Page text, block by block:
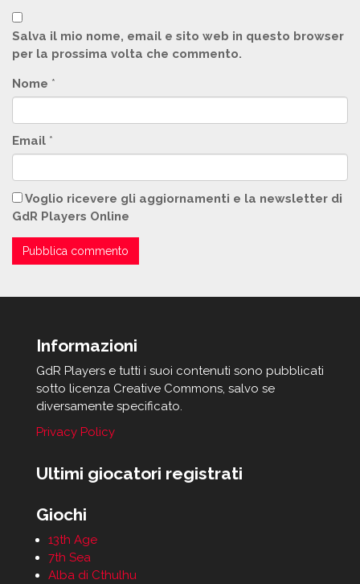
Salva il mio nome, email e sito web in questo browser
per la prossima volta che commento.
Nome *
Email *
Voglio ricevere gli aggiornamenti e la newsletter di
GdR Players Online
Informazioni
GdR Players e tutti i suoi contenuti sono pubblicati
sotto licenza Creative Commons, salvo se
diversamente specificato.
Privacy Policy
Ultimi giocatori registrati
Giochi
13th Age
7th Sea
Alba di Cthulhu